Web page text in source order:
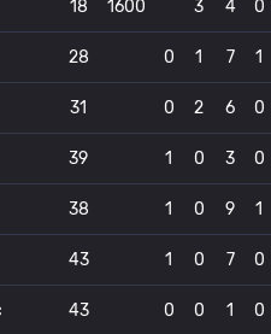
18 1600 3 4 0
28 0 1 7 1
31 0 2 6 0
39 1 0 3 0
38 1 0 9 1
43 1 0 7 0
43 0 0 1 0